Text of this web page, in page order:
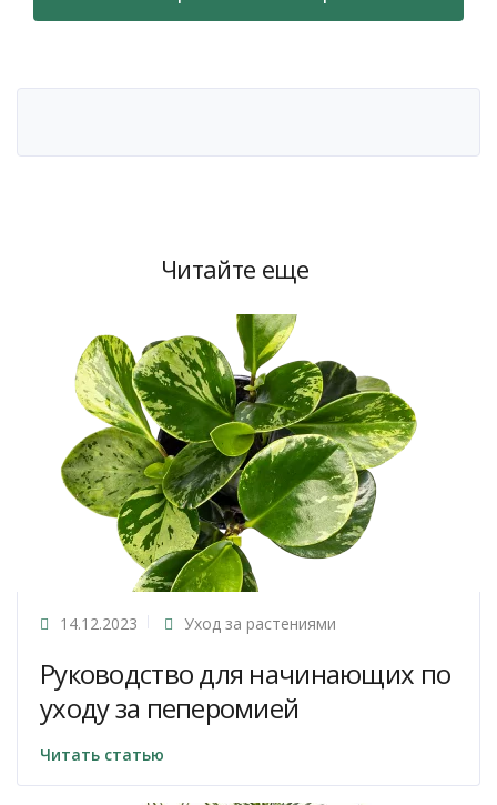
Читайте еще
14.12.2023 Уход за растениями
Руководство для начинающих по
уходу за пеперомией
Читать статью